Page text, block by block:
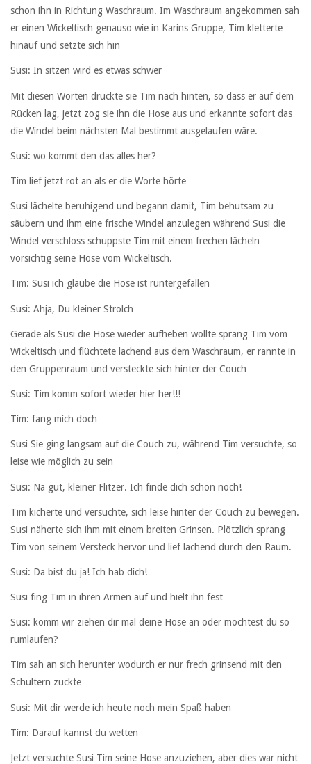
schon ihn in Richtung Waschraum. Im Waschraum angekommen sah
er einen Wickeltisch genauso wie in Karins Gruppe, Tim kletterte
hinauf und setzte sich hin
Susi: In sitzen wird es etwas schwer
Mit diesen Worten drückte sie Tim nach hinten, so dass er auf dem
Rücken lag, jetzt zog sie ihn die Hose aus und erkannte sofort das
die Windel beim nächsten Mal bestimmt ausgelaufen wäre.
Susi: wo kommt den das alles her?
Tim lief jetzt rot an als er die Worte hörte
Susi lächelte beruhigend und begann damit, Tim behutsam zu
säubern und ihm eine frische Windel anzulegen während Susi die
Windel verschloss schuppste Tim mit einem frechen lächeln
vorsichtig seine Hose vom Wickeltisch.
Tim: Susi ich glaube die Hose ist runtergefallen
Susi: Ahja, Du kleiner Strolch
Gerade als Susi die Hose wieder aufheben wollte sprang Tim vom
Wickeltisch und flüchtete lachend aus dem Waschraum, er rannte in
den Gruppenraum und versteckte sich hinter der Couch
Susi: Tim komm sofort wieder hier her!!!
Tim: fang mich doch
Susi Sie ging langsam auf die Couch zu, während Tim versuchte, so
leise wie möglich zu sein
Susi: Na gut, kleiner Flitzer. Ich finde dich schon noch!
Tim kicherte und versuchte, sich leise hinter der Couch zu bewegen.
Susi näherte sich ihm mit einem breiten Grinsen. Plötzlich sprang
Tim von seinem Versteck hervor und lief lachend durch den Raum.
Susi: Da bist du ja! Ich hab dich!
Susi fing Tim in ihren Armen auf und hielt ihn fest
Susi: komm wir ziehen dir mal deine Hose an oder möchtest du so
rumlaufen?
Tim sah an sich herunter wodurch er nur frech grinsend mit den
Schultern zuckte
Susi: Mit dir werde ich heute noch mein Spaß haben
Tim: Darauf kannst du wetten
Jetzt versuchte Susi Tim seine Hose anzuziehen, aber dies war nicht